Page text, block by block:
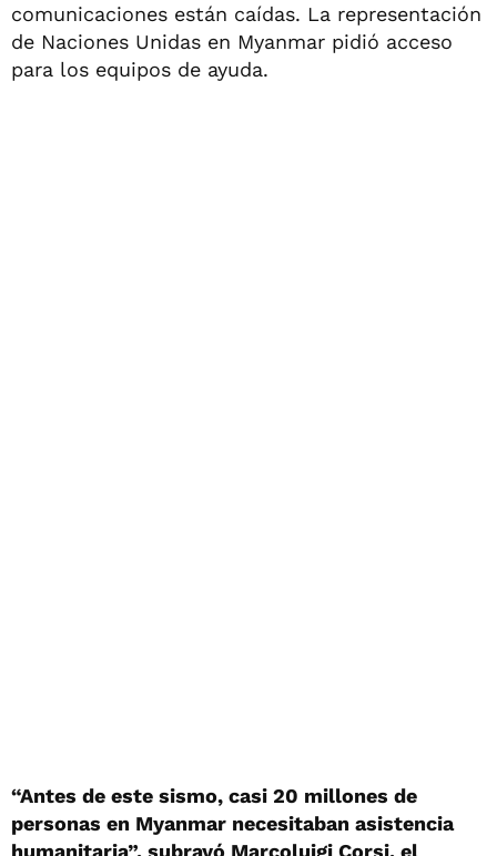
comunicaciones están caídas. La representación
de Naciones Unidas en Myanmar pidió acceso
para los equipos de ayuda.
“Antes de este sismo, casi 20 millones de
personas en Myanmar necesitaban asistencia
humanitaria”, subrayó Marcoluigi Corsi, el